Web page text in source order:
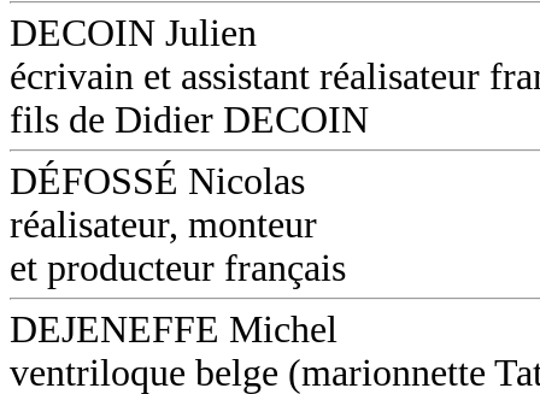
DECOIN Julien
écrivain et assistant réalisateur
fils de Didier DECOIN
DÉFOSSÉ Nicolas
réalisateur, monteur
et producteur français
DEJENEFFE Michel
ventriloque belge (marionnette